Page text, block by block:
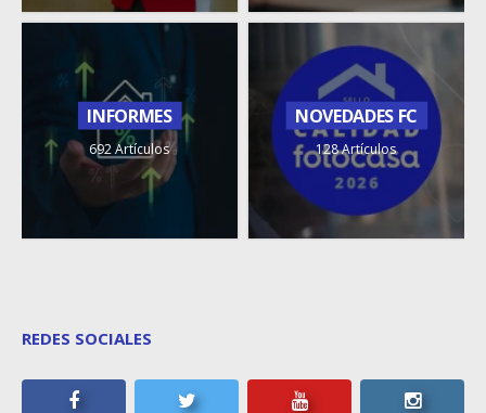
INFORMES
692 Artículos
NOVEDADES FC
128 Artículos
REDES SOCIALES